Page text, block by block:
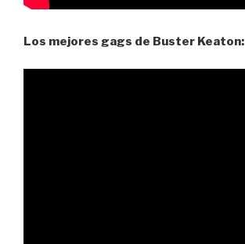
Los mejores gags de Buster Keaton: